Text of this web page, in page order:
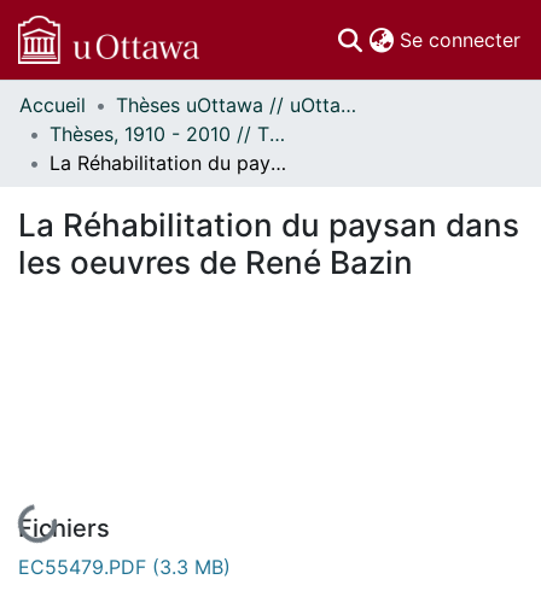
Se connecter
Communautés
et collections
Parcourir
À propos
Accueil
Thèses uOttawa // uOttawa Theses
Thèses, 1910 - 2010 // Theses, 1910 - 2010
La Réhabilitation du paysan dans les oeuvres de René Bazin
La Réhabilitation du paysan dans
les oeuvres de René Bazin
En cours de chargement...
Fichiers
EC55479.PDF (3.3 MB)